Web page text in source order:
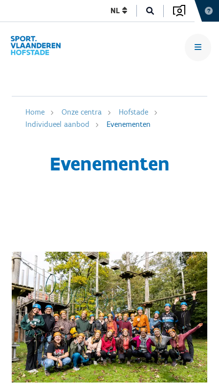
NL
Home Onze centra
Hofstade
Individueel aanbod
Evenementen
Evenementen